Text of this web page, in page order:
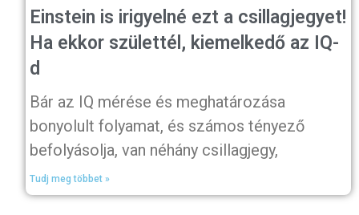
Einstein is irigyelné ezt a csillagjegyet!
Ha ekkor születtél, kiemelkedő az IQ-
d
Bár az IQ mérése és meghatározása
bonyolult folyamat, és számos tényező
befolyásolja, van néhány csillagjegy,
Tudj meg többet »